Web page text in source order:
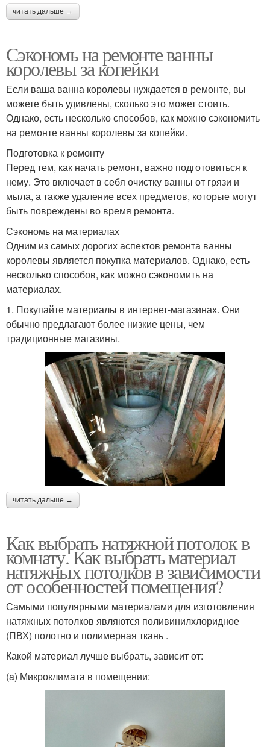
читать дальше →
Сэкономь на ремонте ванны
королевы за копейки
Если ваша ванна королевы нуждается в ремонте, вы
можете быть удивлены, сколько это может стоить.
Однако, есть несколько способов, как можно сэкономить
на ремонте ванны королевы за копейки.
Подготовка к ремонту
Перед тем, как начать ремонт, важно подготовиться к
нему. Это включает в себя очистку ванны от грязи и
мыла, а также удаление всех предметов, которые могут
быть повреждены во время ремонта.
Сэкономь на материалах
Одним из самых дорогих аспектов ремонта ванны
королевы является покупка материалов. Однако, есть
несколько способов, как можно сэкономить на
материалах.
1. Покупайте материалы в интернет-магазинах. Они
обычно предлагают более низкие цены, чем
традиционные магазины.
читать дальше →
Как выбрать натяжной потолок в
комнату. Как выбрать материал
натяжных потолков в зависимости
от особенностей помещения?
Самыми популярными материалами для изготовления
натяжных потолков являются поливинилхлоридное
(ПВХ) полотно и полимерная ткань .
Какой материал лучше выбрать, зависит от:
(a) Микроклимата в помещении: